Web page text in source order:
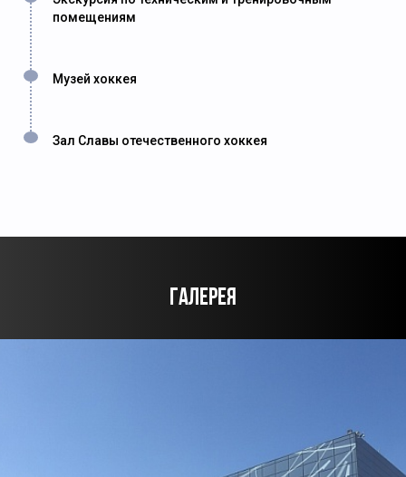
помещениям
Музей хоккея
Зал Славы отечественного хоккея
ГАЛЕРЕЯ